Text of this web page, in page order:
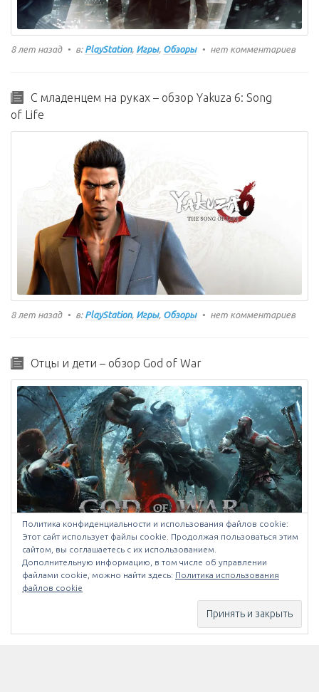
8 лет назад в: PlayStation, Игры, Обзоры нет комментариев
С младенцем на руках – обзор Yakuza 6: Song
of Life
8 лет назад в: PlayStation, Игры, Обзоры нет комментариев
Отцы и дети – обзор God of War
8 лет назад в:PlayStation,Игры ,Новости, Обзоры
нет
комментариев
Политика конфиденциальности и использования файлов сookie:
Этот сайт использует файлы cookie. Продолжая пользоваться этим
сайтом, вы соглашаетесь с их использованием.
Дополнительную информацию, в том числе об управлении
файлами cookie, можно найти здесь: Политика использования
файлов cookie